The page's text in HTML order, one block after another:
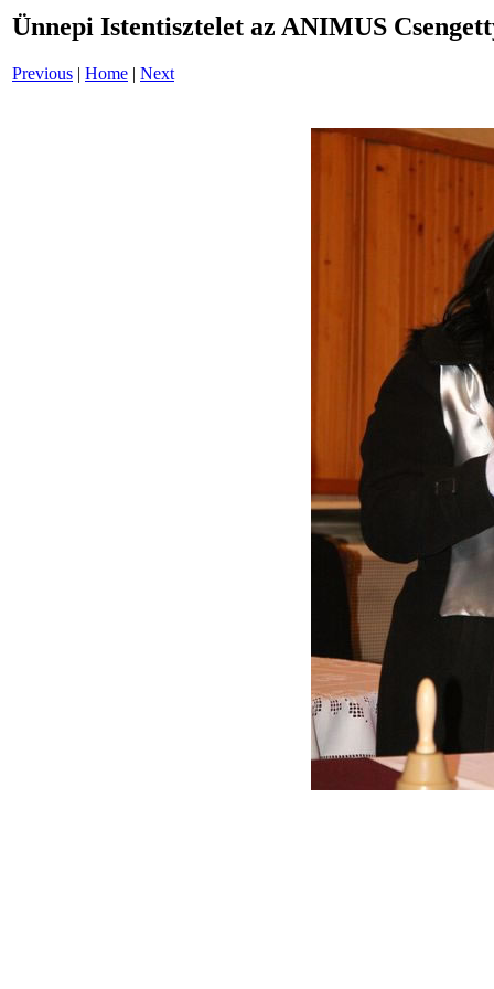
Ünnepi Istentisztelet az ANIMUS
Previous | Home | Next